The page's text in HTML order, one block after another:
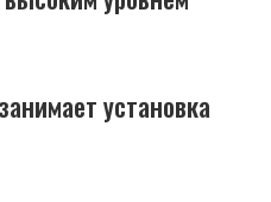
установка